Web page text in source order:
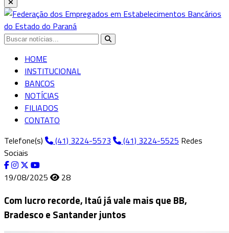
HOME
INSTITUCIONAL
BANCOS
NOTÍCIAS
FILIADOS
CONTATO
Telefone(s)
(41) 3224-5573 (41) 3224-5525 Redes
Sociais
19/08/2025
28
Com lucro recorde, Itaú já vale mais que BB,
Bradesco e Santander juntos